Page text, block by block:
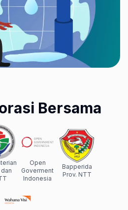
Bersama
Open
Goverment
Indonesia
Bapperida
Prov. NTT